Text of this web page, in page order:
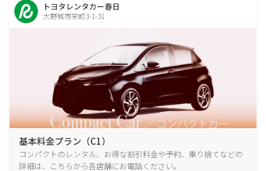
トヨタレンタカー春日
大野城市栄町3-1-31
基本料金プラン（C1）
コンパクトのレンタル、お得な割引料金や予約、乗り捨てなどの
詳細は、こちらから各店舗にお電話ください。